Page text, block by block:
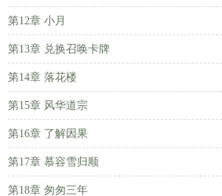
第12章 小月
第13章 兑换召唤卡牌
第14章 落花楼
第15章 风华道宗
第16章 了解因果
第17章 慕容雪归顺
第18章 匆匆三年